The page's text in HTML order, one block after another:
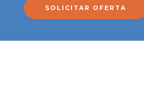
SOLICITAR OFERTA